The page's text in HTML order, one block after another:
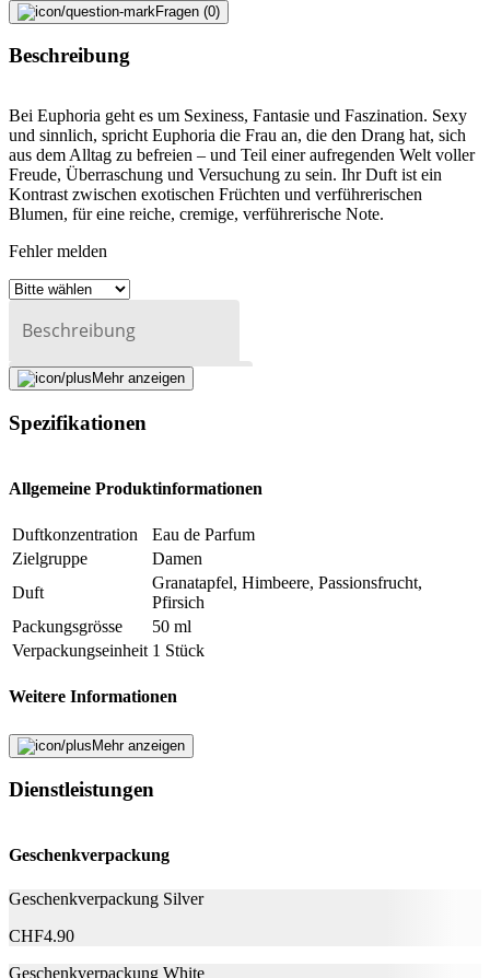
Fragen (0)
Beschreibung
Bei Euphoria geht es um Sexiness, Fantasie und Faszination. Sexy
und sinnlich, spricht Euphoria die Frau an, die den Drang hat, sich
aus dem Alltag zu befreien – und Teil einer aufregenden Welt voller
Freude, Überraschung und Versuchung zu sein. Ihr Duft ist ein
Kontrast zwischen exotischen Früchten und verführerischen
Blumen, für eine reiche, cremige, verführerische Note.
Fehler melden
Beschreibung
E-Mail-Adresse (optional)
Formular schliessen
Mehr anzeigen
Spezifikationen
Allgemeine Produktinformationen
Duftkonzentration
Eau de Parfum
Zielgruppe
Damen
Duft
Granatapfel, Himbeere, Passionsfrucht,
Pfirsich
Packungsgrösse
50 ml
Verpackungseinheit 1 Stück
Weitere Informationen
Alcohol denat., parfum, aqua, propylene glycol,
ethylhexyl methoxycinnamate, limonene, benzyl
salicylate, butyl methoxydibenzoylmethane,
ethylhexyl salicylate, linalool, citronellol, hexyl
benzyl benzoate, ci 61570, ci 17200, ci 19140, ci
Nachhaltigkeit
Nachhaltigkeit
Nicht angegeben
Mehr anzeigen
Dienstleistungen
Geschenkverpackung
Geschenkverpackung Silver
CHF4.90
Geschenkverpackung White